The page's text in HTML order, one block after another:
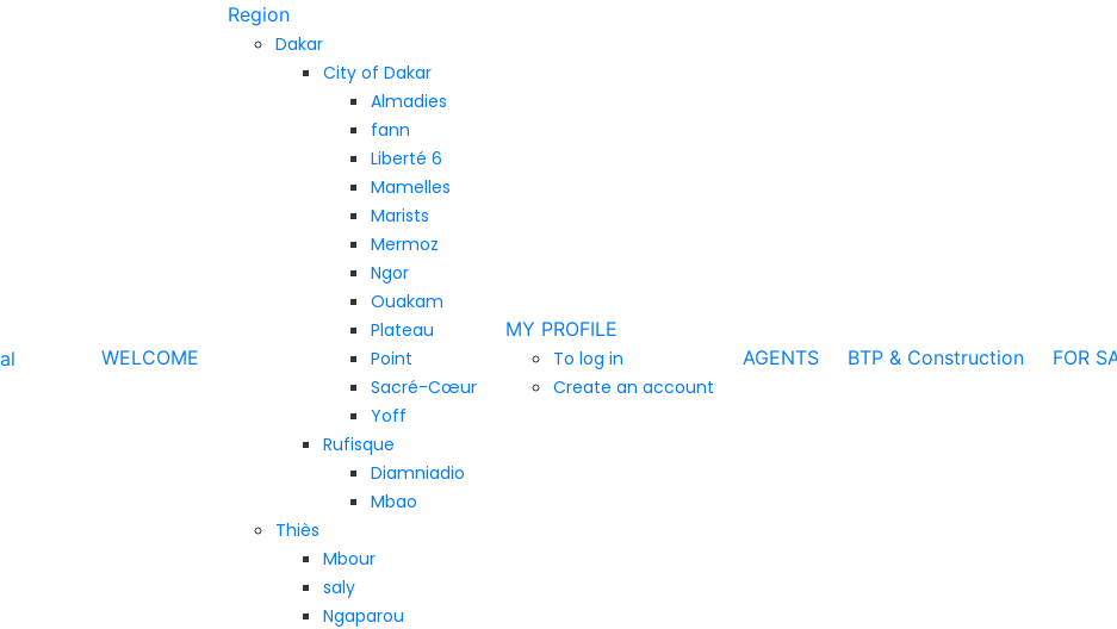
WELCOME
Region
Dakar
City of Dakar
Almadies
fann
Liberté 6
Mamelles
Marists
Mermoz
Ngor
Ouakam
Plateau
Point
Sacré-Cœur
Yoff
Rufisque
Diamniadio
Mbao
Thiès
Mbour
saly
Ngaparou
MY PROFILE
To log in
Create an account
AGENTS BTP & Construction FOR